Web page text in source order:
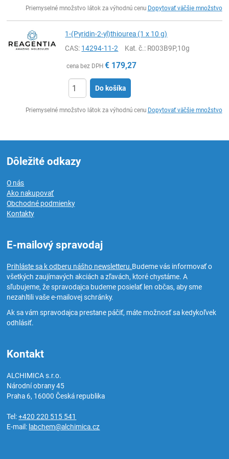
Priemyselné množstvo látok za výhodnú cenu Dopytovať väčšie množstvo
1-(Pyridin-2-yl)thiourea (1 x 10 g)
CAS: 14294-11-2 Kat. č.: R003B9P,10g
cena bez DPH € 179,27
Do košíka
Priemyselné množstvo látok za výhodnú cenu Dopytovať väčšie množstvo
Dôležité odkazy
O nás
Ako nakupovať
Obchodné podmienky
Kontakty
E-mailový spravodaj
Prihláste sa k odberu nášho newsletteru.Budeme vás informovať o
všetkých zaujímavých akciách a zľavách, ktoré chystáme. A
sľubujeme, že spravodajca budeme posielať len občas, aby sme
nezahltili vaše e-mailovej schránky.
Ak sa vám spravodajca prestane páčiť, máte možnosť sa kedykoľvek
odhlásiť.
Kontakt
ALCHIMICA s.r.o.
Národní obrany 45
Praha 6, 16000Česká republika
Tel:+420 220 515 541
E-mail: labchem@alchimica.cz